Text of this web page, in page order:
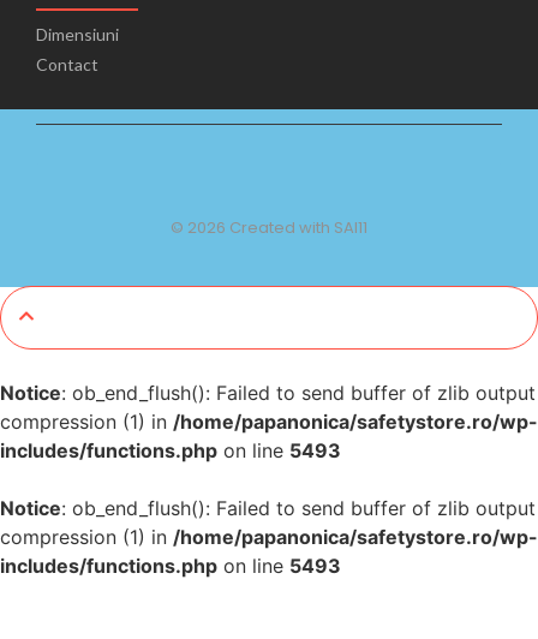
Dimensiuni
Contact
© 2026 Created with SAI11
Notice: ob_end_flush(): Failed to send buffer of zlib output
compression (1) in /home/papanonica/safetystore.ro/wp-
includes/functions.php on line 5493
Notice: ob_end_flush(): Failed to send buffer of zlib output
compression (1) in /home/papanonica/safetystore.ro/wp-
includes/functions.php on line 5493